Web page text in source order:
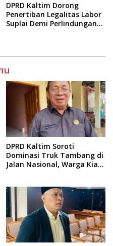
DPRD Kaltim Dorong
Penertiban Legalitas Labor
Suplai Demi Perlindungan
DPRD Kaltim Soroti
Dominasi Truk Tambang di
Jalan Nasional, Warga Kian